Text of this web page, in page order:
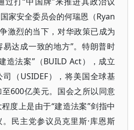
家安全委员会的何瑞恩（Ryan
激烈的当下，对华政策已成为
达成一致的地方”。特朗普时
造法案”（BUILD Act），成立
（USIDEF），将美国全球基
600亿美元。国会之所以同意
度上是由于“建造法案”剑指中
民主党参议员克里斯·库恩斯